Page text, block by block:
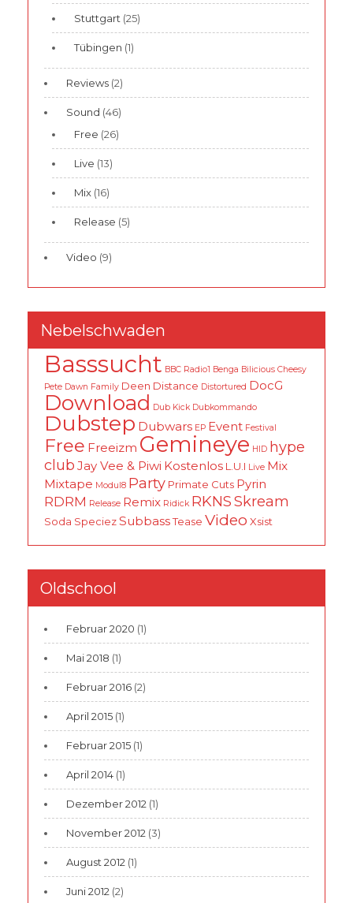
Stuttgart (25)
Tübingen (1)
Reviews (2)
Sound (46)
Free (26)
Live (13)
Mix (16)
Release (5)
Video (9)
Nebelschwaden
Basssucht BBC Radio1 Benga Bilicious Cheesy
Pete Dawn Family Deen Distance Distortured DocG
Download Dub Kick Dubkommando
Dubstep Dubwars EP Event Festival
Free Freeizm Gemineye HID hype
club Jay Vee & Piwi Kostenlos L.U.I Live Mix
Mixtape Modul8 Party Primate Cuts Pyrin
RDRM Release Remix Ridick RKNSSkream
Soda SpeciezSubbassTease Video Xsist
Oldschool
Februar 2020 (1)
Mai 2018 (1)
Februar 2016 (2)
April 2015 (1)
Februar 2015 (1)
April 2014 (1)
Dezember 2012 (1)
November 2012 (3)
August 2012 (1)
Juni 2012 (2)